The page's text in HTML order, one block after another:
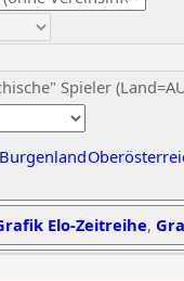
Spieler
Burgenland
Elo-Zeitreihe,